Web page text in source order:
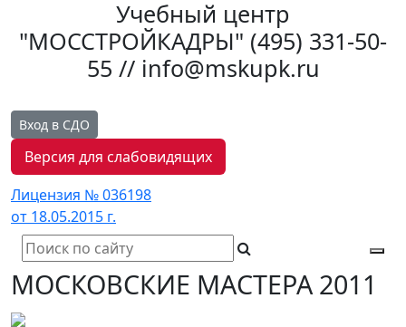
Учебный центр
"МОССТРОЙКАДРЫ" (495) 331-50-
55 // info@mskupk.ru
Вход в СДО
Версия для слабовидящих
Лицензия № 036198
от 18.05.2015 г.
МОСКОВСКИЕ МАСТЕРА 2011